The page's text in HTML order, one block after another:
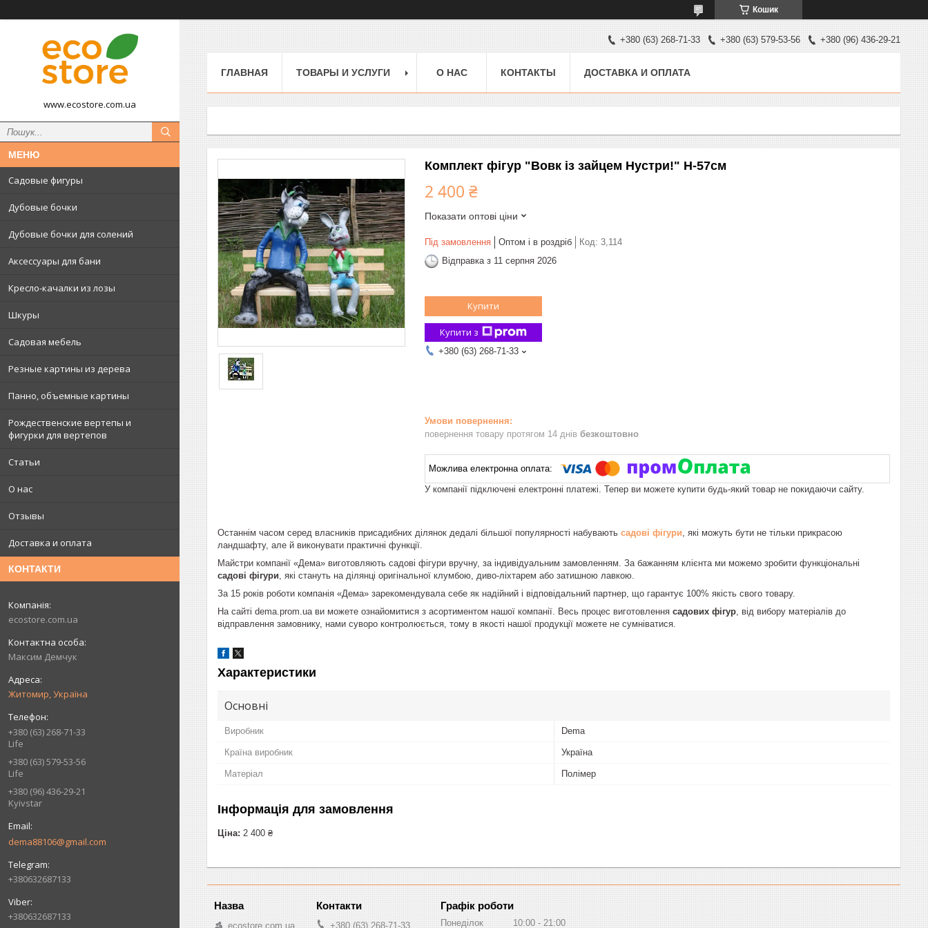
Кошик
www.ecostore.com.ua
Садовые фигуры
Дубовые бочки
Дубовые бочки для солений
Аксессуары для бани
Кресло-качалки из лозы
Шкуры
Садовая мебель
Резные картины из дерева
Панно, объемные картины
Рождественские вертепы и
фигурки для вертепов
Статьи
О нас
Отзывы
Доставка и оплата
КОНТАКТИ
ecostore.com.ua
Максим Демчук
Житомир, Україна
+380 (63) 268-71-33
Life
+380 (63) 579-53-56
Life
+380 (96) 436-29-21
Kyivstar
dema88106@gmail.com
+380632687133
+380632687133
+380 (63) 268-71-33 +380 (63) 579-53-56 +380 (96) 436-29-21
ГЛАВНАЯ ТОВАРЫ И УСЛУГИ О НАС КОНТАКТЫ ДОСТАВКА И ОПЛАТА
Комплект фігур "Вовк із зайцем Нустри!" Н-57см
2 400 ₴
Показати оптові ціни
Під замовлення Оптом і в роздріб Код: 3,114
Відправка з 11 серпня 2026
Купити
Купити з
+380 (63) 268-71-33
повернення товару протягом 14 днів безкоштовно
У компанії підключені електронні платежі. Тепер ви можете купити будь-який товар не покидаючи сайту.
Останнім часом серед власників присадибних ділянок дедалі більшої популярності набувають садові фігури , які можуть бути не тільки прикрасою
ландшафту, але й виконувати практичні функції.
Майстри компанії «Дема» виготовляють садові фігури вручну, за індивідуальним замовленням. За бажанням клієнта ми можемо зробити функціональні
садові фігури , які стануть на ділянці оригінальної клумбою, диво-ліхтарем або затишною лавкою.
За 15 років роботи компанія «Дема» зарекомендувала себе як надійний і відповідальний партнер, що гарантує 100% якість свого товару.
На сайті dema.prom.ua ви можете ознайомитися з асортиментом нашої компанії. Весь процес виготовлення садових фігур , від вибору матеріалів до
відправлення замовнику, нами суворо контролюється, тому в якості нашої продукції можете не сумніватися.
Характеристики
Основні
Виробник Dema
Країна виробник Україна
Матеріал Полімер
Інформація для замовлення
Ціна: 2 400 ₴
ecostore.com.ua +380 (63) 268-71-33
Графік роботи
Понеділок 10:00 21:00